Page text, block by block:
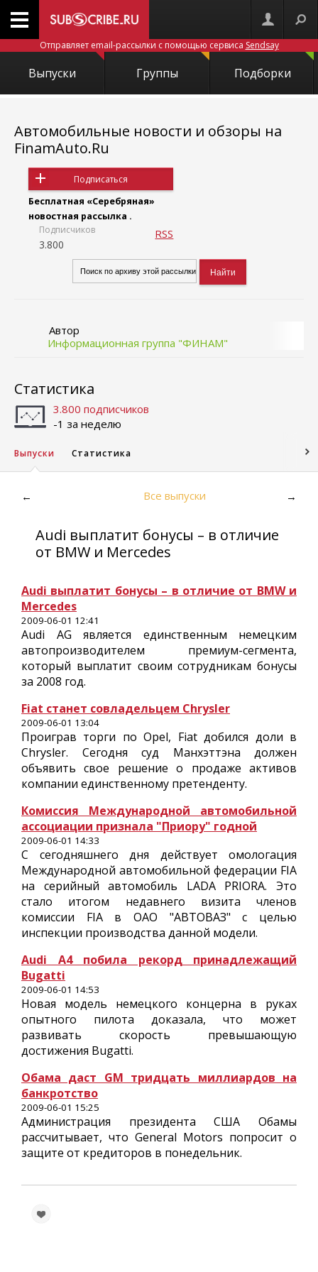
Отправляет email-рассылки с помощью сервиса Sendsay
Выпуски Группы Подборки
Автомобильные новости и обзоры на
FinamAuto.Ru
Подписаться
Бесплатная «Серебряная»
новостная рассылка .
Подписчиков
3.800
RSS
Автор
Информационная группа "ФИНАМ"
Статистика
3.800 подписчиков
-1 за неделю
Выпуски Статистика
← Все выпуски →
Audi выплатит бонусы – в отличие
от BMW и Mercedes
Audi выплатит бонусы – в отличие от BMW и
Mercedes
2009-06-01 12:41
Audi AG является единственным немецким
автопроизводителем премиум-сегмента,
который выплатит своим сотрудникам бонусы
за 2008 год.
Fiat станет совладельцем Chrysler
2009-06-01 13:04
Проиграв торги по Opel, Fiat добился доли в
Chrysler. Сегодня суд Манхэттэна должен
объявить свое решение о продаже активов
компании единственному претенденту.
Комиссия Международной автомобильной
ассоциации признала "Приору" годной
2009-06-01 14:33
С сегодняшнего дня действует омологация
Международной автомобильной федерации FIA
на серийный автомобиль LADA PRIORA. Это
стало итогом недавнего визита членов
комиссии FIA в ОАО "АВТОВАЗ" с целью
инспекции производства данной модели.
Audi A4 побила рекорд принадлежащий
Bugatti
2009-06-01 14:53
Новая модель немецкого концерна в руках
опытного пилота доказала, что может
развивать скорость превышающую
достижения Bugatti.
Обама даст GM тридцать миллиардов на
банкротство
2009-06-01 15:25
Администрация президента США Обамы
рассчитывает, что General Motors попросит о
защите от кредиторов в понедельник.